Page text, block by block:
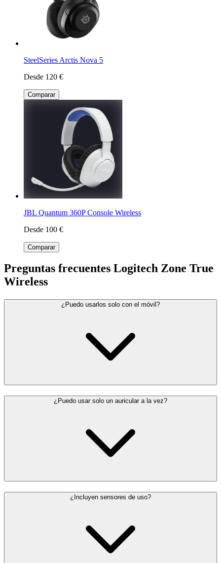
SteelSeries Arctis Nova 5
Desde 120 €
Comparar
JBL Quantum 360P Console Wireless
Desde 100 €
Comparar
Preguntas frecuentes Logitech Zone True
Wireless
¿Puedo usarlos solo con el móvil?
¿Puedo usar solo un auricular a la vez?
¿Incluyen sensores de uso?